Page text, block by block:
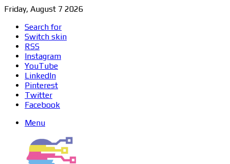
Friday, August 7 2026
Search for
Switch skin
RSS
Instagram
YouTube
LinkedIn
Pinterest
Twitter
Facebook
Menu